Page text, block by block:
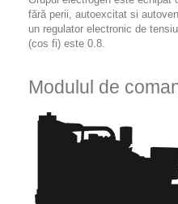
fără perii, autoexcitat si
un regulator electronic de
(cos fi) este 0.8.
Modulul de